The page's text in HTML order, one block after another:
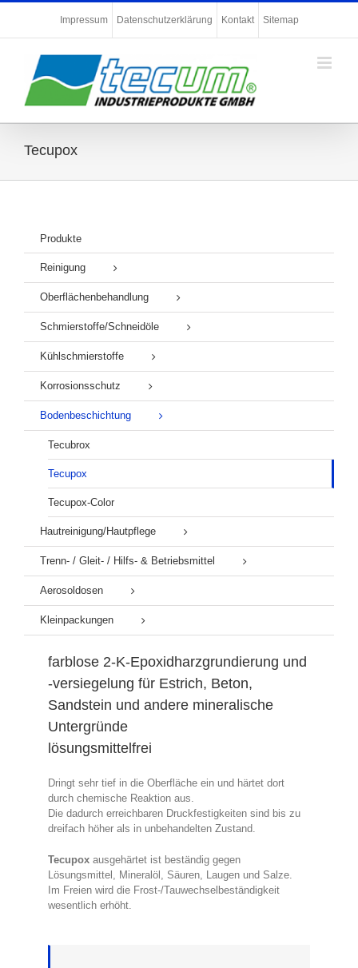
springen
Impressum Datenschutzerklärung Kontakt Sitemap
Tecupox
Produkte
Reinigung
Oberflächenbehandlung
Schmierstoffe/Schneidöle
Kühlschmierstoffe
Korrosionsschutz
Bodenbeschichtung
Tecubrox
Tecupox
Tecupox-Color
Hautreinigung/Hautpflege
Trenn- / Gleit- / Hilfs- & Betriebsmittel
Aerosoldosen
Kleinpackungen
farblose 2-K-Epoxidharzgrundierung und
-versiegelung für Estrich, Beton,
Sandstein und andere mineralische
Untergründe
lösungsmittelfrei
Dringt sehr tief in die Oberfläche ein und härtet dort
durch chemische Reaktion aus.
Die dadurch erreichbaren Druckfestigkeiten sind bis zu
dreifach höher als in unbehandelten Zustand.
Tecupox ausgehärtet ist beständig gegen
Lösungsmittel, Mineralöl, Säuren, Laugen und Salze.
Im Freien wird die Frost-/Tauwechselbeständigkeit
wesentlich erhöht.